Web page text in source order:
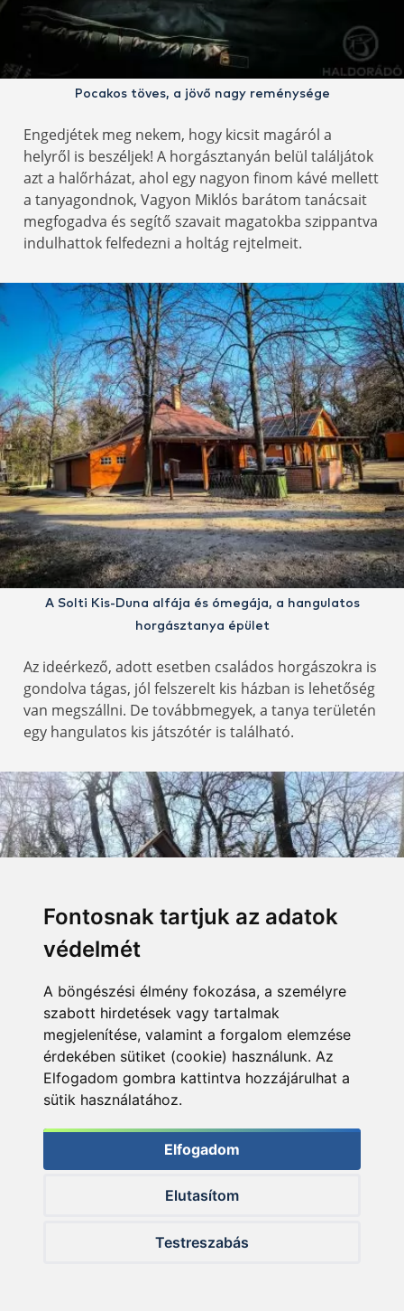
Fontosnak tartjuk az adatok
védelmét
A böngészési élmény fokozása, a személyre
szabott hirdetések vagy tartalmak
megjelenítése, valamint a forgalom elemzése
érdekében sütiket (cookie) használunk. Az
Elfogadom gombra kattintva hozzájárulhat a
sütik használatához.
Elfogadom
Elutasítom
Testreszabás
Pocakos töves, a jövő nagy reménysége
Engedjétek meg nekem, hogy kicsit magáról a
helyről is beszéljek! A horgásztanyán belül találjátok
azt a halőrházat, ahol egy nagyon finom kávé mellett
a tanyagondnok, Vagyon Miklós barátom tanácsait
megfogadva és segítő szavait magatokba szippantva
indulhattok felfedezni a holtág rejtelmeit.
A Solti Kis-Duna alfája és ómegája, a hangulatos
horgásztanya épület
Az ideérkező, adott esetben családos horgászokra is
gondolva tágas, jól felszerelt kis házban is lehetőség
van megszállni. De továbbmegyek, a tanya területén
egy hangulatos kis játszótér is található.
Mászóka, csúszda, a gyermekek legnagyobb örömére